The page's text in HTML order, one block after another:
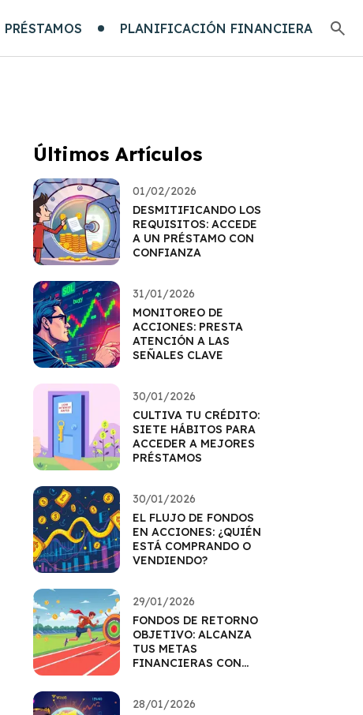
PRÉSTAMOS PLANIFICACIÓN FINANCIERA
Últimos Artículos
01/02/2026
DESMITIFICANDO LOS
REQUISITOS: ACCEDE
A UN PRÉSTAMO CON
CONFIANZA
31/01/2026
MONITOREO DE
ACCIONES: PRESTA
ATENCIÓN A LAS
SEÑALES CLAVE
30/01/2026
CULTIVA TU CRÉDITO:
SIETE HÁBITOS PARA
ACCEDER A MEJORES
PRÉSTAMOS
30/01/2026
EL FLUJO DE FONDOS
EN ACCIONES: ¿QUIÉN
ESTÁ COMPRANDO O
VENDIENDO?
29/01/2026
FONDOS DE RETORNO
OBJETIVO: ALCANZA
TUS METAS
FINANCIERAS CON
28/01/2026